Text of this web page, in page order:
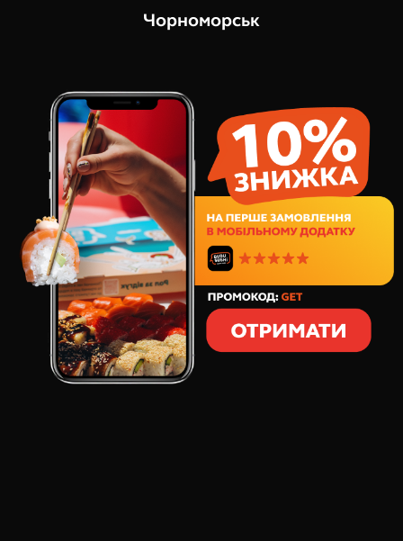
ПУБЛІЧНИЙ ДОГОВІР (ОФЕРТА)
ПУБЛІЧНИЙ ДОГОВІР (ОФЕРТА) КУПІВЛІ-ПРОДАЖУ
ТОВАРІВ
Цей договір між Фізичною особою-підприємцем Верко
Євгенія Сергіївна, ІПН2966308584, запис в Єдиному
державному реєстрі юридичних осіб, фізичних осіб-
підприємців та громадських формувань №
2000650000000072022, в подальшому «Продавець», з
одного боку, і будь-якою дієздатною фізичною особою,
яка прийняла (акцептувала) дану пропозицію-оферту,
далі «Покупець», з іншого боку, є договором купівлі-
продажу і визначає основні умови замовлення,
придбання та доставки товарів покупцям (далі
–«Договір»).
1. ВИЗНАЧЕННЯ ТЕРМІНІВ
1.1. Публічна оферта (далі - «Оферта») - публічна
Чорноморськ